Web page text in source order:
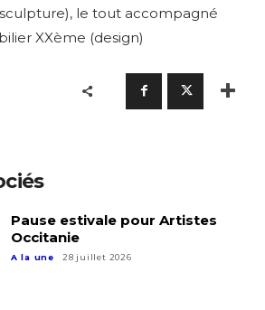
le tout accompagné
XXème (design)
Pause estivale pour Artistes
Occitanie
A la une 28 juillet 2026